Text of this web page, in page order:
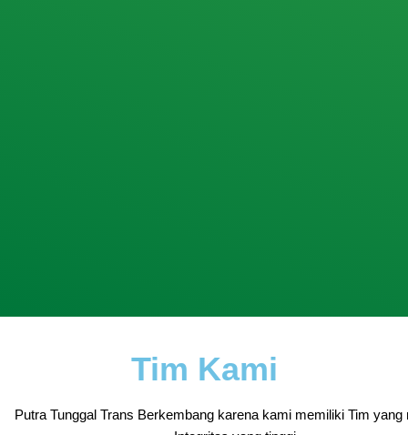
Tim Kami
Putra Tunggal Trans Berkembang karena kami memiliki Tim yang